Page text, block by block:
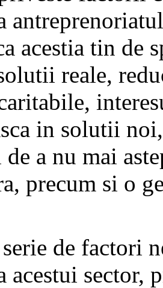
acestia tin
reale,
in solutii
de a nu mai
precum si o
de factori
acestui sector,